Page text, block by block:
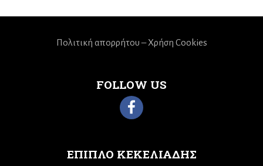
ΕΠΙΠΛΟ ΚΕΚΕΛΙΑΔΗΣ
FOLLOW US
Πολιτική απορρήτου – Χρήση Cookies